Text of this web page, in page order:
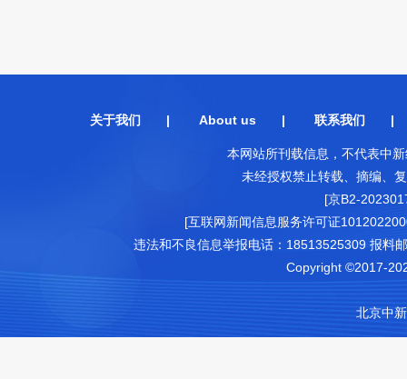
关于我们 | About us| 联系我们
本网站所刊载信息，不代表中
未经授权禁止转载、摘编、
[京B2-
[互联网新闻信息服务许可证
违法和不良信息举报电话：18513525309 报料
Copyright ©2017-
北京中